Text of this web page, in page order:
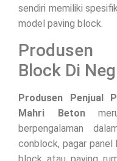
sendiri memiliki
model paving block.
Produsen
Block Di
Produsen Penjual
Mahri Beton
berpengalaman
conblock, pagar panel
block atau paving